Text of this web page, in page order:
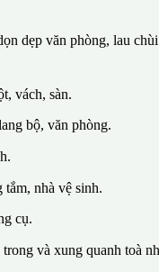
dẹp văn phòng, lau
vách, sàn.
bộ, văn phòng.
nhà vệ sinh.
cụ.
và xung quanh toà